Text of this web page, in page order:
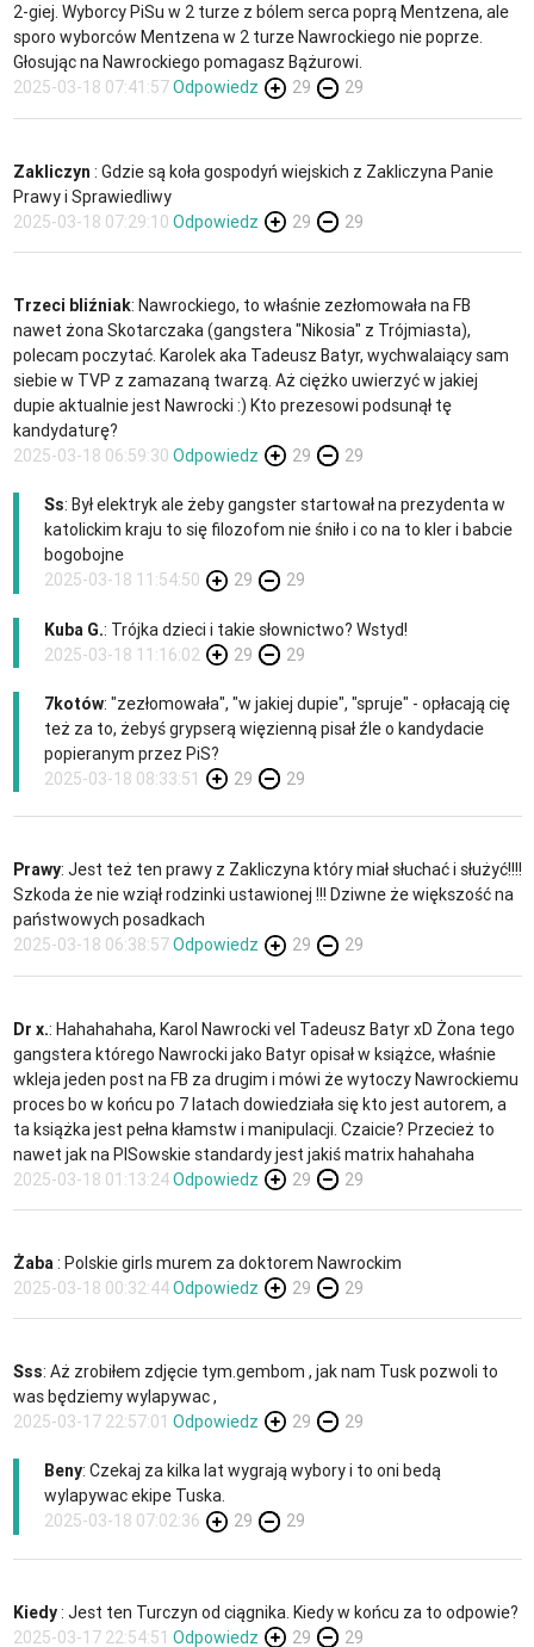
2-giej. Wyborcy PiSu w 2 turze z bólem serca poprą Mentzena, ale
sporo wyborców Mentzena w 2 turze Nawrockiego nie poprze.
Głosując na Nawrockiego pomagasz Bążurowi.
2025-03-18 07:41:57Odpowiedz 29 29
Zakliczyn : Gdzie są koła gospodyń wiejskich z Zakliczyna Panie
Prawy i Sprawiedliwy
2025-03-18 07:29:10 Odpowiedz 29 29
Trzeci bliźniak: Nawrockiego, to właśnie zezłomowała na FB
nawet żona Skotarczaka (gangstera "Nikosia" z Trójmiasta),
polecam poczytać. Karolek aka Tadeusz Batyr, wychwalaiący sam
siebie w TVP z zamazaną twarzą. Aż ciężko uwierzyć w jakiej
dupie aktualnie jest Nawrocki :) Kto prezesowi podsunął tę
kandydaturę?
2025-03-18 06:59:30 Odpowiedz 29 29
Ss: Był elektryk ale żeby gangster startował na prezydenta w
katolickim kraju to się filozofom nie śniło i co na to kler i babcie
bogobojne
2025-03-18 11:54:50
29 29
Kuba G.: Trójka dzieci i takie słownictwo? Wstyd!
2025-03-18 11:16:02
29 29
7kotów: "zezłomowała", "w jakiej dupie", "spruje" - opłacają cię
też za to, żebyś grypserą więzienną pisał źle o kandydacie
popieranym przez PiS?
2025-03-18 08:33:51
29 29
Prawy: Jest też ten prawy z Zakliczyna który miał słuchać i służyć!!!!
Szkoda że nie wziął rodzinki ustawionej !!! Dziwne że większość na
państwowych posadkach
2025-03-18 06:38:57Odpowiedz 29 29
Dr x.: Hahahahaha, Karol Nawrocki vel Tadeusz Batyr xD Żona tego
gangstera którego Nawrocki jako Batyr opisał w książce, właśnie
wkleja jeden post na FB za drugim i mówi że wytoczy Nawrockiemu
proces bo w końcu po 7 latach dowiedziała się kto jest autorem, a
ta książka jest pełna kłamstw i manipulacji. Czaicie? Przecież to
nawet jak na PISowskie standardy jest jakiś matrix hahahaha
2025-03-18 01:13:24Odpowiedz 29 29
Żaba: Polskie girls murem za doktorem Nawrockim
2025-03-18 00:32:44Odpowiedz 29 29
Sss: Aż zrobiłem zdjęcie tym.gembom , jak nam Tusk pozwoli to
was będziemy wylapywac ,
2025-03-17 22:57:01 Odpowiedz 29 29
Beny: Czekaj za kilka lat wygrają wybory i to oni bedą
wylapywac ekipe Tuska.
2025-03-18 07:02:36
29 29
Kiedy: Jest ten Turczyn od ciągnika. Kiedy w końcu za to odpowie?
2025-03-17 22:54:51 Odpowiedz 29 29